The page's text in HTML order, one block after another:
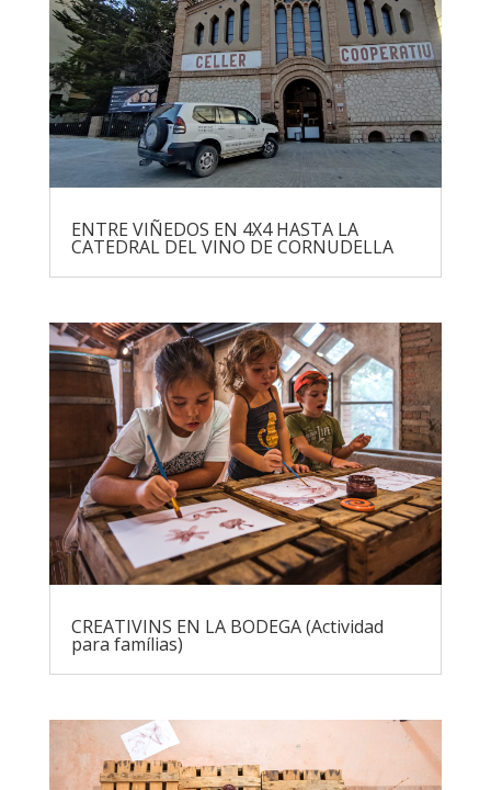
ENTRE VIÑEDOS EN 4X4 HASTA LA
CATEDRAL DEL VINO DE CORNUDELLA
CREATIVINS EN LA BODEGA (Actividad
para famílias)